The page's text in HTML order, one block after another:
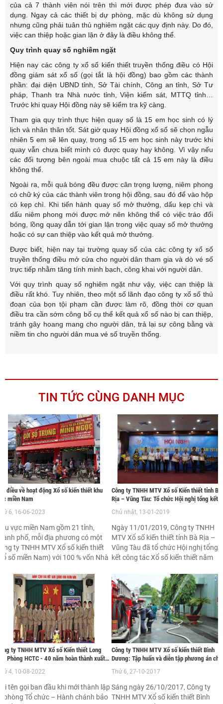
của cả 7 thành viên nói trên thì mới được phép đưa vào sử
dụng. Ngay cả các thiết bị dự phòng, mặc dù không sử dụng
nhưng cũng phải tuân thủ nghiêm ngặt các quy định này. Do đó,
việc can thiệp hoặc gian lận ở đây là điều không thể.
Quy trình quay số nghiêm ngặt
Hiện nay các công ty xổ số kiến thiết truyền thống điều có Hội
đồng giám sát xổ số (gọi tắt là hội đồng) bao gồm các thành
phần: đại diện UBND tỉnh, Sở Tài chính, Công an tỉnh, Sở Tư
pháp, Thanh tra Nhà nước tỉnh, Viện kiểm sát, MTTQ tỉnh…
Trước khi quay Hội đồng này sẽ kiểm tra kỹ càng.
Tham gia quy trình thực hiện quay số là 15 em học sinh có lý
lịch và nhân thân tốt. Sát giờ quay Hội đồng xổ số sẽ chọn ngẫu
nhiên 5 em sẽ lên quay, trong số 15 em học sinh này trước khi
quay vẫn chưa biết mình có được quay hay không. Vì vậy nếu
các đối tượng bên ngoài mua chuộc tất cả 15 em này là điều
không thể.
Ngoài ra, mỗi quả bóng đều được cân trọng lượng, niêm phong
có chữ ký của các thành viên trong hội đồng, sau đó để vào hộp
có kẹp chì. Khi tiến hành quay số mở thưởng, dấu kẹp chì và
dấu niêm phong mới được mở nên không thể có việc tráo đổi
bóng, lồng quay dẫn tới gian lận trong việc quay số mở thưởng
hoặc có sự can thiệp vào kết quả mở thưởng.
Được biết, hiện nay tại trường quay số của các công ty xổ số
truyền thống điều mở cửa cho người dân tham gia và dò vé số
trực tiếp nhằm tăng tính minh bạch, công khai với người dân.
Với quy trình quay số nghiêm ngặt như vậy, việc can thiệp là
điều rất khó. Tuy nhiên, theo một số lãnh đạo công ty xổ số thủ
đoạn của bọn tội phạm cần được làm rõ, đồng thời cơ quan
điều tra cần sớm công bố cụ thể kết quả xổ số nào bị can thiệp,
tránh gây hoang mang cho người dân, trả lại sự công bằng và
niềm tin cho người dân mua vé số truyền thống.
TIN TỨC CÙNG DANH MỤC
điều về hoạt động Xổ số kiến thiết khu
miền Nam
6, 16-06-2023
vực miền Nam gồm 21 tỉnh,
phố, mỗi địa phương có một
ty TNHH MTV Xổ số kiến thiết
số miền Nam) với 100 % vốn Nhà
Nam là rất lớn và rất hiệu quả,
70 – 90 % doanh thu thị
xổ số cả nước, góp phần
kể vào việc tăng thu ngân sách
địa phương và kiến thiết xây dựng
công trình phúc lợi cho cộng
xã hội.
Công ty TNHH MTV Xổ số Kiến thiết tỉnh Bà
Rịa – Vũng Tàu: Tổ chức Hội nghị tổng kết
hoạt động năm 2018
Chủ nhật, 13-01-2019
Ngày 11/01/2019, Công ty TNHH
MTV Xổ số kiến thiết tỉnh Bà Rịa –
Vũng Tàu đã tổ chức Hội nghị tổng
kết công tác Xổ số kiến thiết năm
Tuấn Quốc - Phó Chủ tịch UBND
Ông Dương Minh Tú – Giám đốc
Công ty TNHH MTV Xổ số Kiến thiết
tỉnh Bà Rịa – Vũng Tàu; các ông, bà
là lãnh đạo các sở, ban, ngành, đoàn
thể tỉnh; các cán bộ, nhân viên,
lao động thuộc Công ty Xổ số Kiến
thiết tỉnh, các đại lý vé số và khách
hàng.
ty TNHH MTV Xổ số Kiến thiết Long
Phòng HCTC - 40 năm hoàn thành xuất
4, 10-08-2022
tên gọi ban đầu khi mới thành lập
phòng Tổ chức – Hành chánh bảo
Công ty TNHH MTV Xổ số kiến thiết Bình
Dương: Tập huấn và diễn tập phương án
Thứ 6, 27-10-2017
Sáng ngày 26/10/2017, Công ty
TNHH MTV Xổ số kiến thiết Bình